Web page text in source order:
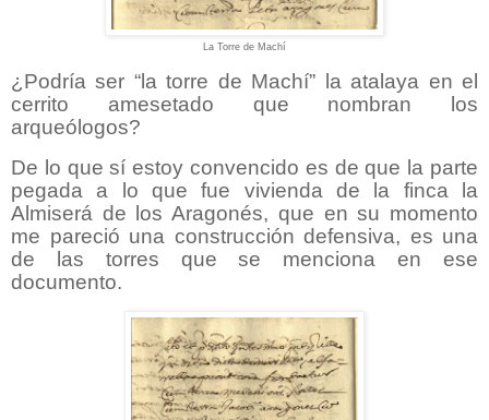
La Torre de Machí
¿Podría ser “la torre de Machí” la atalaya en el
cerrito amesetado que nombran los
arqueólogos?
De lo que sí estoy convencido es de que la parte
pegada a lo que fue vivienda de la finca la
Almiserá de los Aragonés, que en su momento
me pareció una construcción defensiva, es una
de las torres que se menciona en ese
documento.